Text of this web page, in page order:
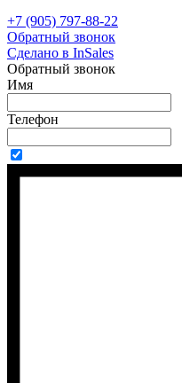
+7 (905) 797-88-22
Обратный звонок
Сделано в InSales
Обратный звонок
Имя
Телефон